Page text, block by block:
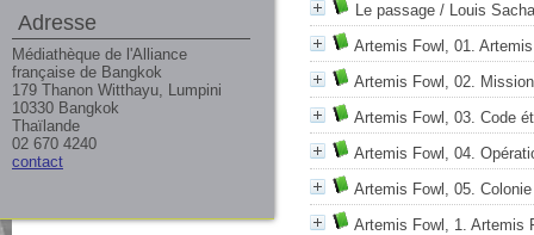
Le passage / Louis
Artemis Fowl, 01.
Artemis Fowl, 02.
Artemis Fowl, 03. Code
Artemis Fowl, 04.
Artemis Fowl, 05.
Artemis Fowl, 1. Artemis
Adresse
Médiathèque de l'Alliance
française de Bangkok
179 Thanon Witthayu, Lumpini
10330 Bangkok
Thaïlande
02 670 4240
contact